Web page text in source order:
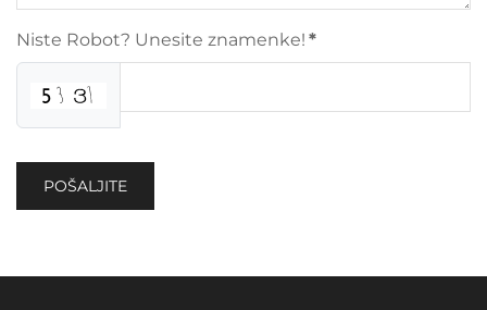
Niste Robot? Unesite znamenke! *
POŠALJITE